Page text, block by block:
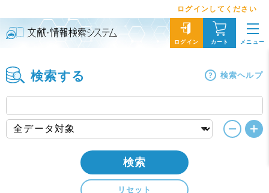
ログインしてください
ログイン カート メニュー
検索する 検索ヘルプ
検索
リセット